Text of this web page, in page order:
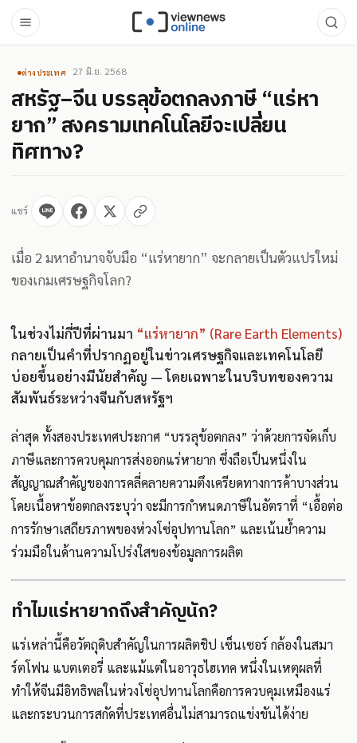
ต่างประเทศ 27 มิ.ย. 2568
สหรัฐ–จีน บรรลุข้อตกลงภาษี “แร่หา
ยาก” สงครามเทคโนโลยีจะเปลี่ยน
ทิศทาง?
แชร์
เมื่อ 2 มหาอำนาจจับมือ “แร่หายาก” จะกลายเป็นตัวแปรใหม่
ของเกมเศรษฐกิจโลก?
ในช่วงไม่กี่ปีที่ผ่านมา “แร่หายาก” (Rare Earth Elements)
กลายเป็นคำที่ปรากฏอยู่ในข่าวเศรษฐกิจและเทคโนโลยี
บ่อยขึ้นอย่างมีนัยสำคัญ — โดยเฉพาะในบริบทของความ
สัมพันธ์ระหว่างจีนกับสหรัฐฯ
ล่าสุด ทั้งสองประเทศประกาศ “บรรลุข้อตกลง” ว่าด้วยการจัดเก็บ
ภาษีและการควบคุมการส่งออกแร่หายาก ซึ่งถือเป็นหนึ่งใน
สัญญาณสำคัญของการคลี่คลายความตึงเครียดทางการค้าบางส่วน
โดยเนื้อหาข้อตกลงระบุว่า จะมีการกำหนดภาษีในอัตราที่ “เอื้อต่อ
การรักษาเสถียรภาพของห่วงโซ่อุปทานโลก” และเน้นย้ำความ
ร่วมมือในด้านความโปร่งใสของข้อมูลการผลิต
ทำไมแร่หายากถึงสำคัญนัก?
แร่เหล่านี้คือวัตถุดิบสำคัญในการผลิตชิป เซ็นเซอร์ กล้องในสมา
ร์ตโฟน แบตเตอรี่ และแม้แต่ในอาวุธไฮเทค หนึ่งในเหตุผลที่
ทำให้จีนมีอิทธิพลในห่วงโซ่อุปทานโลกคือการควบคุมเหมืองแร่
และกระบวนการสกัดที่ประเทศอื่นไม่สามารถแข่งขันได้ง่าย